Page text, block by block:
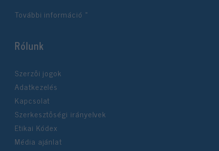
További információ »
Rólunk
Szerzői jogok
Adatkezelés
Kapcsolat
Szerkesztőségi irányelvek
Etikai Kódex
Média ajánlat